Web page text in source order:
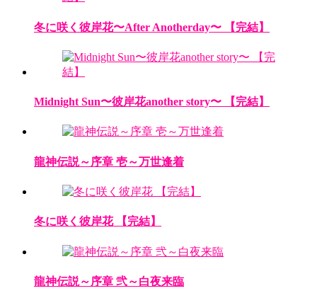
冬に咲く彼岸花〜After Anotherday〜 【完結】
Midnight Sun〜彼岸花another story〜 【完結】
龍神伝説～序章 壱～万世逢着
冬に咲く彼岸花 【完結】
龍神伝説～序章 弐～白夜来臨